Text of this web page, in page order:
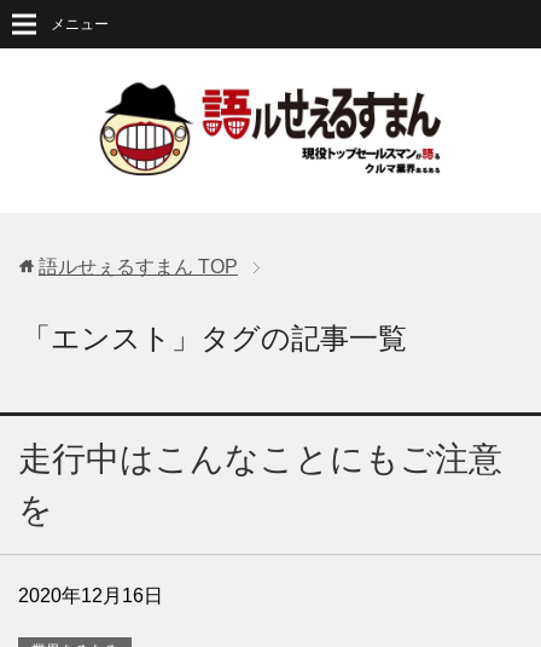
メニュー
語ルせぇるすまん TOP
「エンスト」タグの記事一覧
走行中はこんなことにもご注意
を
2020年12月16日